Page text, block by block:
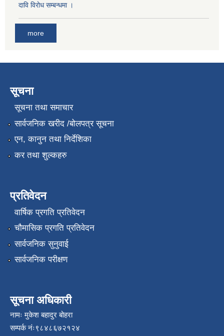
दावि विरोध सम्बन्धमा ।
more
सूचना
सूचना तथा समाचार
सार्वजनिक खरीद /बोलपत्र सूचना
एन, कानुन तथा निर्देशिका
कर तथा शुल्कहरु
प्रतिवेदन
वार्षिक प्रगति प्रतिवेदन
चौमासिक प्रगति प्रतिवेदन
सार्वजनिक सुनुवाई
सार्वजनिक परीक्षण
सूचना अधिकारी
नामः मुकेश बहादुर बोहरा
सम्पर्क नंः९८४८६७२१२४